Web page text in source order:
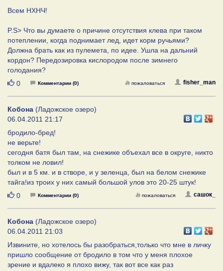
Всем НХНЧ!
P.S> Что вы думаете о причине отсутствия клева при таком
потеплении, когда поднимает лед, идет корм ручьями?
Должна брать как из пулемета, по идее. Ушла на дальний
кордон? Передозировка кислородом после зимнего
голодания?
Нравится
0 Комментарии (0) fisher_man
пожаловаться
Кобона (Ладожское озеро)
06.04.2011 21:17
бродило-бред!
не верьте!
сегодня батя был там, на снежике объехал все в округе, никто
толком не ловил!
был и в 5 км. и в створе, и у зеленца, был на белом снежике
тайга!из троих у них самый большой улов это 20-25 штук!
Нравится
0 Комментарии (0) сашок_
пожаловаться
Кобона (Ладожское озеро)
06.04.2011 21:03
Извините, но хотелось бы разобраться,только что мне в личку
пришло сообщение от бродило в том что у меня плохое
зрение и вдалеко я плохо вижу, так вот все как раз